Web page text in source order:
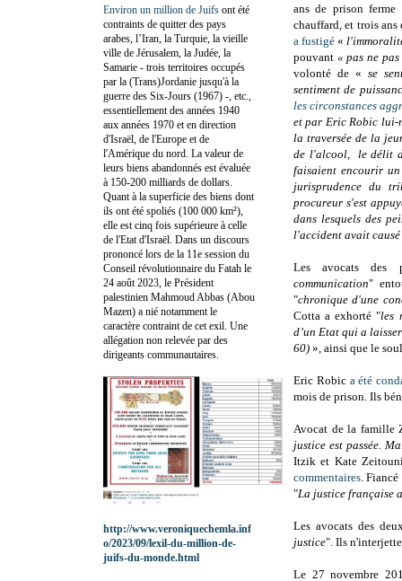
ans de prison
chauffard, et trois
a fustigé «
pouvant « pas ne
volonté de «se
sentiment de
les circonstances
et par Eric Robic lui-
la traversée de la
de l'alcool, le délit
faisaient encourir un
jurisprudence du
procureur s'est
dans lesquels des
l'accident avait
Les avocats des
communication"
"chronique d'une
Cotta a exhorté "les
d’un Etat qui a
60) », ainsi que le
Eric Robic a été
mois de prison. Ils
Avocat de la famille
justice est passée.
Itzik et Kate
commentaires .
"La justice française
Les avocats des
justice". Ils
Le 27 novembre
Environ un million de Juifs ont été
contraints de quitter des pays
arabes, l’Iran, la Turquie, la vieille
ville de Jérusalem, la Judée, la
Samarie - trois territoires occupés
par la (Trans)Jordanie jusqu'à la
guerre des Six-Jours (1967) -, etc.,
essentiellement des années 1940
aux années 1970 et en direction
d'Israël, de l'Europe et de
l'Amérique du nord. La valeur de
leurs biens abandonnés est évaluée
à 150-200 milliards de dollars.
Quant à la superficie des biens dont
ils ont été spoliés (100 000 km²),
elle est cinq fois supérieure à celle
de l'Etat d'Israël. Dans un discours
prononcé lors de la 11e session du
Conseil révolutionnaire du Fatah le
24 août 2023, le Président
palestinien Mahmoud Abbas (Abou
Mazen) a nié notamment le
caractère contraint de cet exil. Une
allégation non relevée par des
dirigeants communautaires.
http://www.veroniquechemla.inf
o/2023/09/lexil-du-million-de-
juifs-du-monde.html